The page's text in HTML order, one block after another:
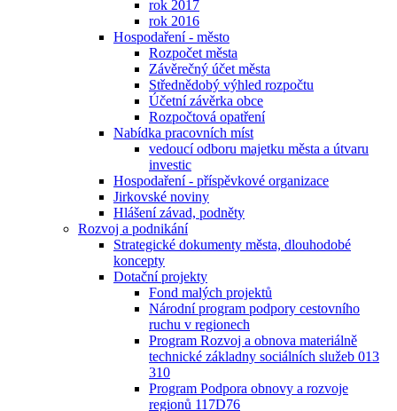
rok 2017
rok 2016
Hospodaření - město
Rozpočet města
Závěrečný účet města
Střednědobý výhled rozpočtu
Účetní závěrka obce
Rozpočtová opatření
Nabídka pracovních míst
vedoucí odboru majetku města a útvaru
investic
Hospodaření - příspěvkové organizace
Jirkovské noviny
Hlášení závad, podněty
Rozvoj a podnikání
Strategické dokumenty města, dlouhodobé
koncepty
Dotační projekty
Fond malých projektů
Národní program podpory cestovního
ruchu v regionech
Program Rozvoj a obnova materiálně
technické základny sociálních služeb 013
310
Program Podpora obnovy a rozvoje
regionů 117D76